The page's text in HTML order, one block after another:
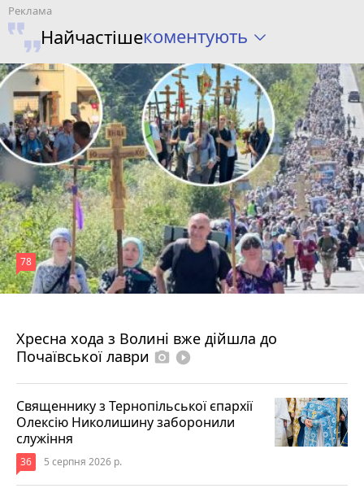
Найчастішекоментують
Хресна хода з Волині вже дійшла до
Почаївської лаври photo_camera play_circle_filled
78
Священнику з Тернопільської єпархії
Олексію Николишину заборонили
служіння
36 5 серпня 2026 р.